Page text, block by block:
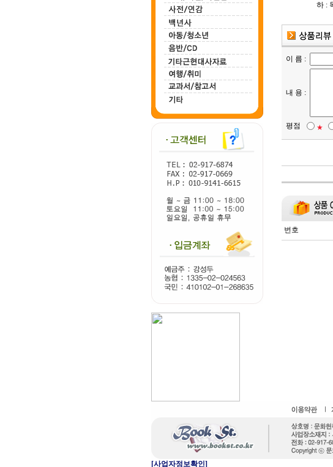
하 :
이 름 :
내 용 :
평점 ★
번호
[사업자정보확인]